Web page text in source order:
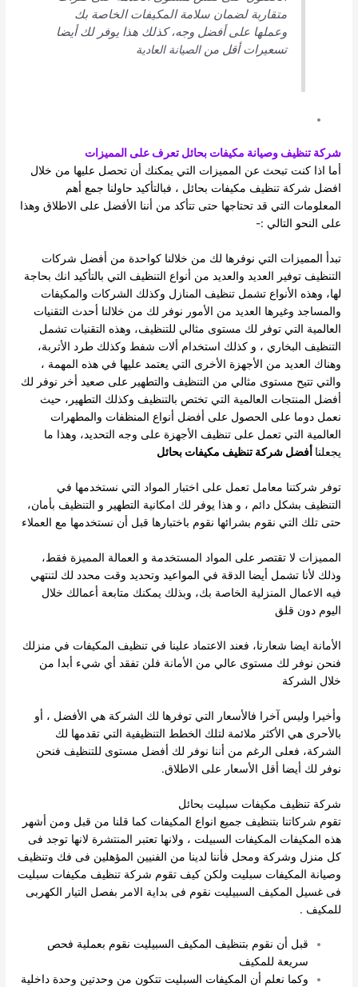
متقاربة لضمان سلامة المكيفات الخاصة بك
وعملها على أفضل وجه، كذلك هذا يوفر لك أيضا
تسعيرات أقل منالصيانة العادية
شركة تنظيف وصيانة مكيفات بحائل تعرف على المميزات
أما اذا كنت تبحث عن المميزات التي يمكنك أن تحصل عليها من خلال
افضل شركة تنظيف مكيفات بحائل ، فبالتأكيد حاولنا جمع أهم
المعلومات التي قد تحتاجها حتى تتأكد من أننا الأفضل على الاطلاق وهذا
على النحو التالي :-
تبدأ المميزات التي نوفرها لك من خلالنا كواحدة من أفضل شركات
التنظيف توفير العديد والعديد من أنواع التنظيف التي بالتأكيد انك بحاجة
لها، وهذه الأنواع تشمل تنظيف المنازل وكذلك الشركات والمكيفات
والمساجد وغيرها العديد من الأمور نوفر لك من خلالنا أحدث التقنيات
العالمية التي توفر لك مستوى مثالي للتنظيف، وهذه التقنيات تشمل
التنظيف البخاري ، و كذلك استخدام ألات شفط وكذلك طرد الأتربة،
وهناك العديد من الأجهزة الأخرى التي يعتمد عليها في هذه المهمة ،
والتي تتيح مستوى مثالي من التنظيف والتطهير على صعيد أخر نوفر لك
أفضل المنتجات العالمية التي تختص بالتنظيف وكذلك التطهير، حيث
نعمل دوما على الحصول على أفضل أنواع المنظفات والمطهرات
العالمية التي تعمل على تنظيف الأجهزة على وجه التحديد، وهذا ما
يجعلنا أفضل شركة تنظيف مكيفات بحائل
توفر شركتنا معامل تعمل على اختبار المواد التي نستخدمها في
التنظيف بشكل دائم ، و هذا يوفر لك امكانية التطهير و التنظيف بأمان،
حتى تلك التي نقوم بشرائها نقوم باختبارها قبل أن نستخدمها مع العملاء
المميزات لا تقتصر على المواد المستخدمة و العمالة المميزة فقط،
وذلك لأنا تشمل أيضا الدقة في المواعيد وتحديد وقت محدد لك لتنتهي
فيه الاعمال المنزلية الخاصة بك، وبذلك يمكنك متابعة أعمالك خلال
اليوم دون قلق
الأمانة ايضا شعارنا، فعند الاعتماد علينا في تنظيف المكيفات في منزلك
فنحن نوفر لك مستوى عالي من الأمانة فلن تفقد أي شيء أبدا من
خلال الشركة
وأخيرا وليس آخرا فالأسعار التي توفرها لك الشركة هي الأفضل ، أو
بالأحرى هي الأكثر ملائمة لتلك الخطط التنظيفية التي تقدمها لك
الشركة، فعلى الرغم من أننا نوفر لك أفضل مستوى للتنظيف فنحن
نوفر لك أيضا أقل الأسعار على الاطلاق.
شركة تنظيف مكيفات سبليت بحائل
تقوم شركاتنا بتنظيف جميع انواع المكيفات كما قلنا من قبل ومن أشهر
هذه المكيفات المكيفات السبيلت ، ولانها تعتبر المنتشرة لانها توجد فى
كل منزل وشركة ومحل فأننا لدينا من الفنيين المؤهلين فى فك وتنظيف
وصيانة المكيفات سبليت ولكن كيف تقوم شركة تنظيف مكيفات سبليت
فى غسيل المكيف السبيليت نقوم فى بداية الامر بفصل التيار الكهربى
للمكيف .
قبل أن نقوم بتنظيف المكيف السبيليت نقوم بعملية فحص
سريعة للمكيف
وكما نعلم أن المكيفات السبليت تتكون من وحدتين وحدة داخلية